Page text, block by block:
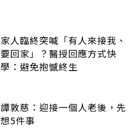
家人臨終突喊「有人來接我、
要回家」？醫授回應方式快
學：避免抱憾終生
譚敦慈：迎接一個人老後，先
想5件事